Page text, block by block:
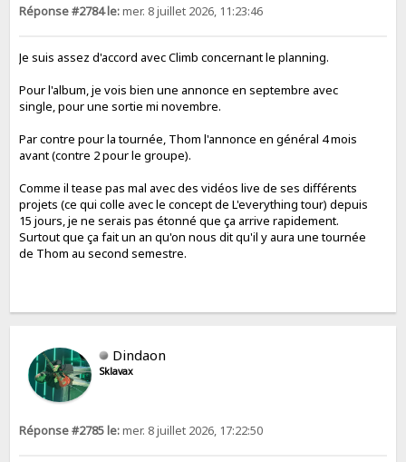
Réponse #2784 le:mer. 8 juillet 2026, 11:23:46
Je suis assez d'accord avec Climb concernant le planning.
Pour l'album, je vois bien une annonce en septembre avec
single, pour une sortie mi novembre.
Par contre pour la tournée, Thom l'annonce en général 4 mois
avant (contre 2 pour le groupe).
Comme il tease pas mal avec des vidéos live de ses différents
projets (ce qui colle avec le concept de L'everything tour) depuis
15 jours, je ne serais pas étonné que ça arrive rapidement.
Surtout que ça fait un an qu'on nous dit qu'il y aura une tournée
de Thom au second semestre.
Dindaon
Sklavax
Réponse #2785 le:mer. 8 juillet 2026, 17:22:50